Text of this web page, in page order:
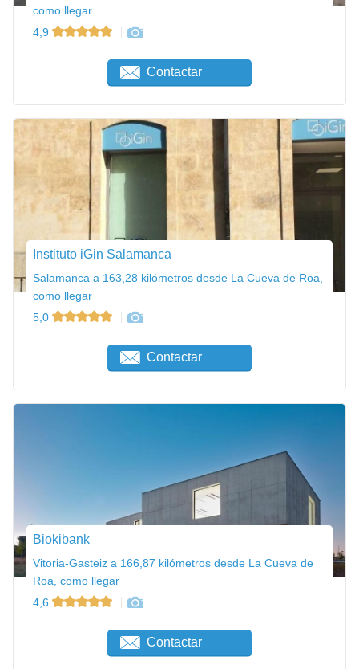
como llegar
4,9
Contactar
Instituto iGin Salamanca
Salamanca a 163,28 kilómetros desde La Cueva de Roa,
como llegar
5,0
Contactar
Biokibank
Vitoria-Gasteiz a 166,87 kilómetros desde La Cueva de
Roa, como llegar
4,6
Contactar